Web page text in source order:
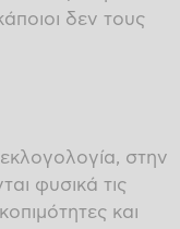
δεν τους
στην
φυσικά τις
και